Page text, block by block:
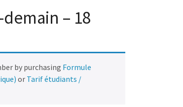
– 18
by purchasing Formule
or Tarif étudiants /